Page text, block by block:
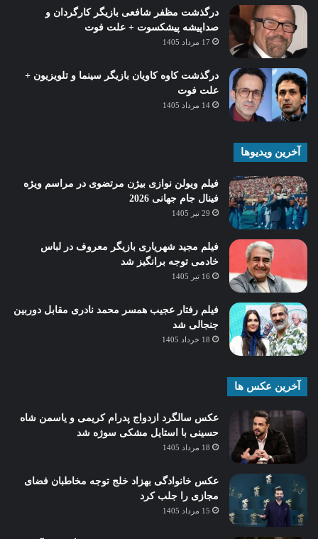
درگذشت مظفر شافعی بازیگر کارگردان و
صداپیشه پیشکسوت + علت فوت
17 مرداد 1405
درگذشت کاوه کاویان بازیگر سینما و تلویزیون +
علت فوت
14 مرداد 1405
آخرین ویدیوها
فیلم ویولن نوازی بیژن مرتضوی در مراسم ویژه
فینال جام جهانی 2026
29 تیر 1405
فیلم مجید شهریاری بازیگر معروف در لباس
خادمی توجه برانگیز شد
16 تیر 1405
فیلم رفتار عجیب همسر محمد نادری مقابل دوربین
جنجالی شد
18 خرداد 1405
آخرین عکس ها
عکس سالگرد ازدواج پدرام کریمی و یاسمن شاه‌
حسینی با استایل مشکی سوژه شد
18 مرداد 1405
عکس خانوادگی بهزاد خلج توجه مخاطبان فضای
مجازی را جلب کرد
15 مرداد 1405